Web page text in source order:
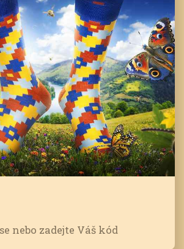
nebo zadejte Váš kód